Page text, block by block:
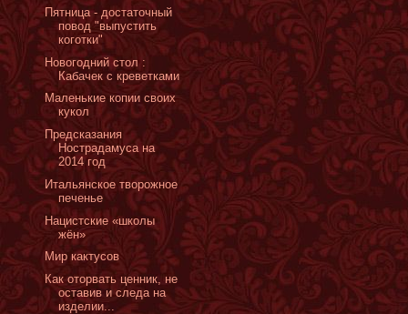
Пятница - достаточный
повод "выпустить
коготки"
Новогодний стол :
Кабачек с креветками
Маленькие копии своих
кукол
Предсказания
Нострадамуса на
2014 год
Итальянское творожное
печенье
Нацистские «школы
жён»
Мир кактусов
Как оторвать ценник, не
оставив и следа на
изделии...